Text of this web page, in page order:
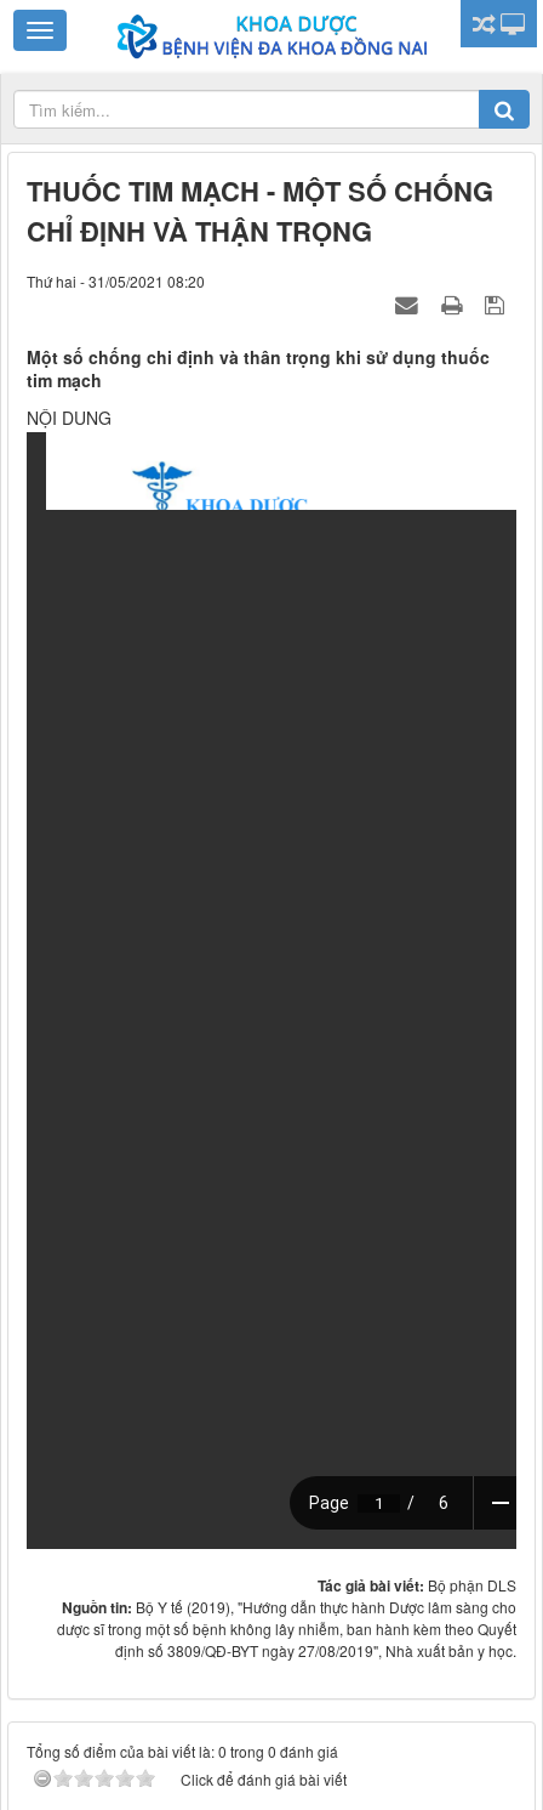
THUỐC TIM MẠCH - MỘT SỐ CHỐNG
CHỈ ĐỊNH VÀ THẬN TRỌNG
Thứ hai - 31/05/2021 08:20
Một số chống chi định và thân trọng khi sử dụng thuốc
tim mạch
NỘI DUNG
Tác giả bài viết: Bộ phận DLS
Nguồn tin: Bộ Y tế (2019), "Hướng dẫn thực hành Dược lâm sàng cho
dược sĩ trong một số bệnh không lây nhiễm, ban hành kèm theo Quyết
định số 3809/QĐ-BYT ngày 27/08/2019", Nhà xuất bản y học.
Tổng số điểm của bài viết là: 0 trong 0 đánh giá
Click để đánh giá bài viết